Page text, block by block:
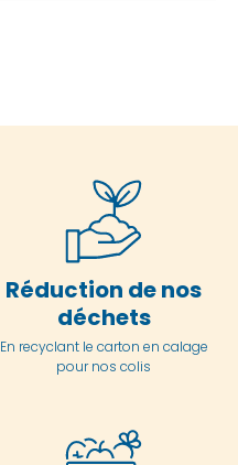
Réduction de nos
déchets
En recyclant le carton en calage
pour nos colis